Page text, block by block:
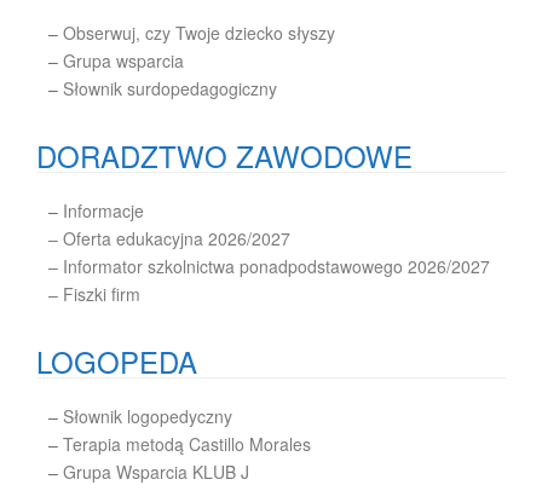
– Obserwuj, czy Twoje dziecko słyszy
– Grupa wsparcia
– Słownik surdopedagogiczny
DORADZTWO ZAWODOWE
– Informacje
– Oferta edukacyjna 2026/2027
– Informator szkolnictwa ponadpodstawowego 2026/2027
– Fiszki firm
LOGOPEDA
– Słownik logopedyczny
– Terapia metodą Castillo Morales
– Grupa Wsparcia KLUB J